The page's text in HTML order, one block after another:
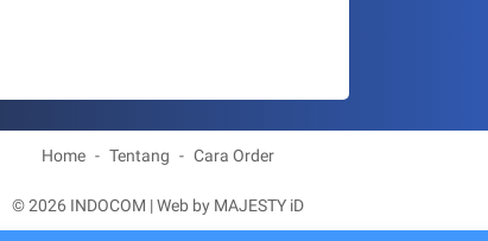
Home Tentang Cara Order
©2026 INDOCOM | Web by MAJESTY iD